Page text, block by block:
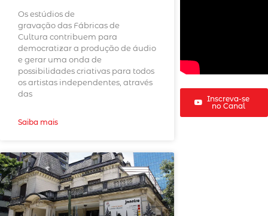
Os estúdios de
gravação das Fábricas de
Cultura contribuem para
democratizar a produção de áudio
e gerar uma onda de
possibilidades criativas para todos
os artistas independentes, através
das
Saiba mais
Inscreva-se
no Canal